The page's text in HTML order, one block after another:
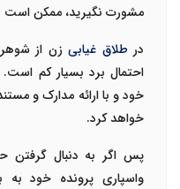
مشورت نگیرید، ممکن است
در طلاق غیابیزن از شوهر
احتمال برد بسیار کم است.
خود و با ارائه مدارک و
خواهد کرد.
پس اگر به دنبال گرفتن
واسپاری پرونده خود به